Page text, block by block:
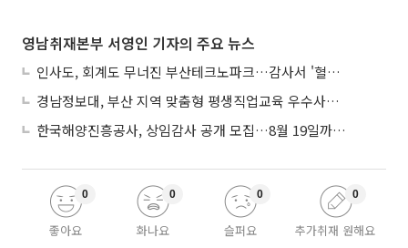
영남취재본부 서영인 기자의 주요 뉴스
인사도, 회계도 무너진 부산테크노파크…감사서 '혈세 유용·인사 뒤집기' 적발
경남정보대, 부산 지역 맞춤형 평생직업교육 우수사례로 혁신 주도
한국해양진흥공사, 상임감사 공개 모집…8월 19일까지 접수
좋아요
0
화나요
0
슬퍼요
0
추가취재 원해요
0